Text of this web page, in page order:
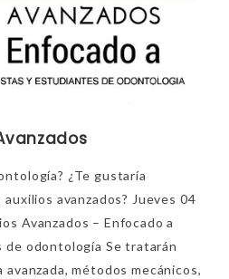
¿Te gustaría
avanzados? Jueves 04
Avanzados – Enfocado a
odontología Se tratarán
métodos mecánicos,